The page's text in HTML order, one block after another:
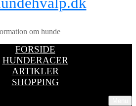
om hunde
FORSIDE
HUNDERACER
ARTIKLER
SHOPPING